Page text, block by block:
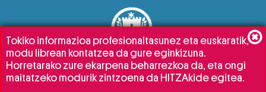
Tokiko informazioa profesionaltasunez eta euskaratik,
modu librean kontatzea da gure eginkizuna.
Horretarako zure ekarpena beharrezkoa da, eta ongi
maitatzeko modurik zintzoena da HITZAkide egitea.